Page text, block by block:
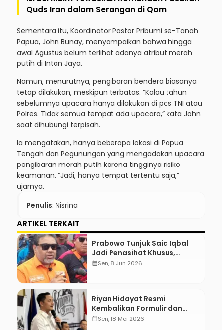
Quds Iran dalam Serangan di Qom
Sementara itu, Koordinator Pastor Pribumi se-Tanah
Papua, John Bunay, menyampaikan bahwa hingga
awal Agustus belum terlihat adanya atribut merah
putih di Intan Jaya.
Namun, menurutnya, pengibaran bendera biasanya
tetap dilakukan, meskipun terbatas. “Kalau tahun
sebelumnya upacara hanya dilakukan di pos TNI atau
Polres. Tidak semua tempat ada upacara,” kata John
saat dihubungi terpisah.
Ia mengatakan, hanya beberapa lokasi di Papua
Tengah dan Pegunungan yang mengadakan upacara
pengibaran merah putih karena tingginya risiko
keamanan. “Jadi, hanya tempat tertentu saja,”
ujarnya.
Penulis: Nisrina
ARTIKEL TERKAIT
Prabowo Tunjuk Said Iqbal
Jadi Penasihat Khusus,
Mengapa?
calendar_monthSen, 8 Jun 2026
Riyan Hidayat Resmi
Kembalikan Formulir dan
Berkas Pencalonan Ketua
calendar_monthSen, 18 Mei 2026